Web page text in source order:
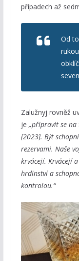
případech až
Od
Zalužnyj rovněž
je „připravit se
[2023]. Být
rezervami. Naše
krvácejí. Krvácejí
hrdinství a
kontrolou.“